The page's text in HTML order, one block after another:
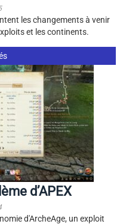
les changements à venir
et les continents.
d’APEX
d'ArcheAge, un exploit